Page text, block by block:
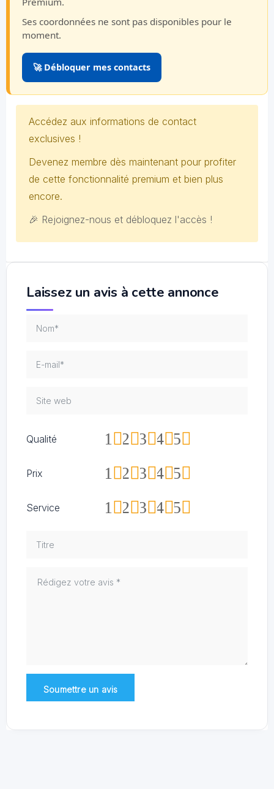
Ses coordonnées ne sont pas disponibles pour le
moment.
🚀 Débloquer mes contacts
Accédez aux informations de contact
exclusives !
Devenez membre dès maintenant pour profiter
de cette fonctionnalité premium et bien plus
encore.
🎉 Rejoignez-nous et débloquez l'accès !
Laissez un avis à cette annonce
Qualité 5
4
3
2
1
Prix 5
4
3
2
1
Service 5
4
3
2
1